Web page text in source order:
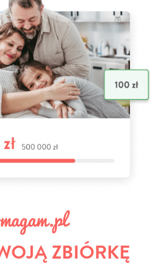
ZBIÓRKĘ